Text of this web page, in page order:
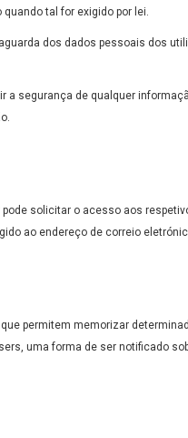
tal for exigido por lei.
dos dados pessoais dos
segurança de qualquer
solicitar o acesso aos
ao endereço de correio
permitem memorizar
uma forma de ser notificado